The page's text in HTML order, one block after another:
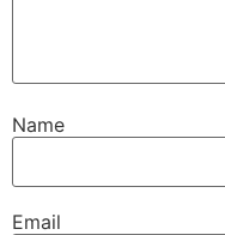
Name
Email